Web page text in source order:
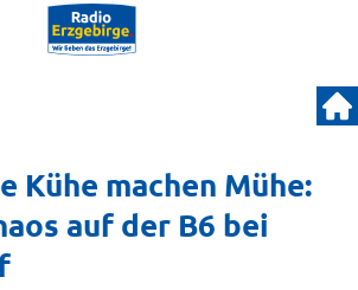
Kühe machen Mühe:
auf der B6 bei